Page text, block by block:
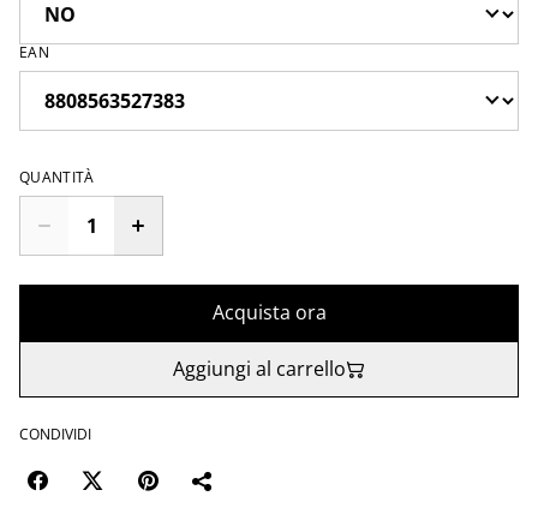
EAN
QUANTITÀ
Acquista ora
Aggiungi al carrello
CONDIVIDI